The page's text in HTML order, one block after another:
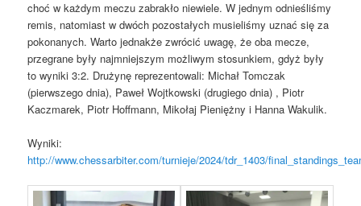
choć w każdym meczu zabrakło niewiele. W jednym odnieśliśmy
remis, natomiast w dwóch pozostałych musieliśmy uznać się za
pokonanych. Warto jednakże zwrócić uwagę, że oba mecze,
przegrane były najmniejszym możliwym stosunkiem, gdyż były
to wyniki 3:2. Drużynę reprezentowali: Michał Tomczak
(pierwszego dnia), Paweł Wojtkowski (drugiego dnia) , Piotr
Kaczmarek, Piotr Hoffmann, Mikołaj Pieniężny i Hanna Wakulik.
Wyniki:
http://www.chessarbiter.com/turnieje/2024/tdr_1403/